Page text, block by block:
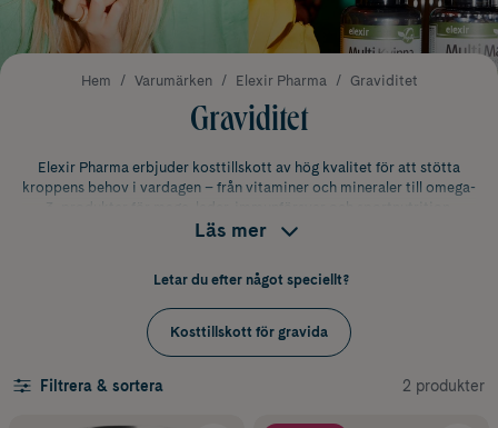
Hem Varumärken Elexir Pharma Graviditet
Graviditet
Elexir Pharma erbjuder kosttillskott av hög kvalitet för att stötta
kroppens behov i vardagen – från vitaminer och mineraler till omega-
3, produkter för mage, leder, immunförsvar och sportnutrition.
Läs mer
Letar du efter något speciellt?
Kosttillskott för gravida
Filtrera & sortera 2 produkter